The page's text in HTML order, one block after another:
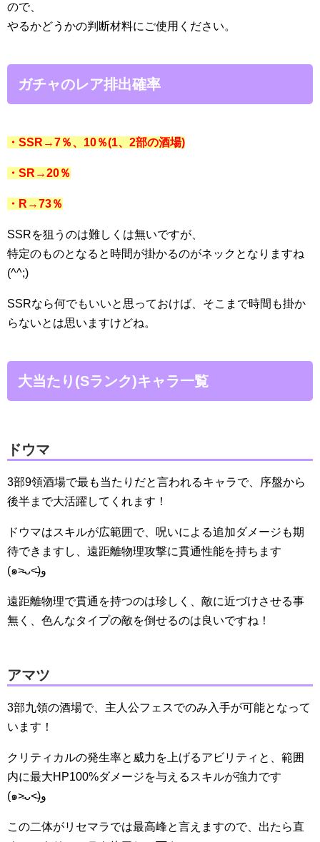
ので、
やるかどうかの判断材料にご使用ください。
ガチャのレア排出確率
・SSR→7％、10％(1、2部の酒場)
・SR→20％
・R→73％
SSRを狙うのは難しくは無いですが、
特定のものとなると時間が掛かるのがネックとなりますね
(^^;)
SSRなら何でもいいと思っておけば、そこまで時間も掛か
らないとは思いますけどね。
大当たり(Sランク)キャラ一覧
ドウマ
3部9領酒場で最も当たりだと言われるキャラで、序盤から
後半まで大活躍してくれます！
ドウマはスキルが広範囲で、呪いによる追加ダメージも期
待できますし、遠距離物理攻撃に貫通性能を持ちます
(๑˃̵ᴗ˂̵)و
遠距離物理で貫通を持つのは珍しく、敵に近づけさせる事
無く、色んなタイプの敵を倒せるのは良いですね！
アマツ
3部九領の酒場で、主人公フェスでのみ入手が可能となって
います！
クリティカルの発生率と威力を上げるアビリティと、範囲
内に最大HP100%ダメージを与えるスキルが強力です
(๑˃̵ᴗ˂̵)و
この二体がリセマラでは最高峰と言えますので、出たら直